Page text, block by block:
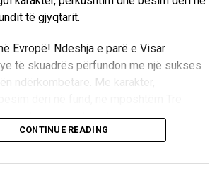
të gjyqtarit.
Evropë! Ndeshja e parë e Visar
të skuadrës përfundon me një sukses
ndërkombëtare. Me karakter,
një hap të rëndësishëm në rrugëtimin
në reagimin e FC Dritës.
klubi uroi trajnerin Visar Sermaxhaj,
CONTINUE READING